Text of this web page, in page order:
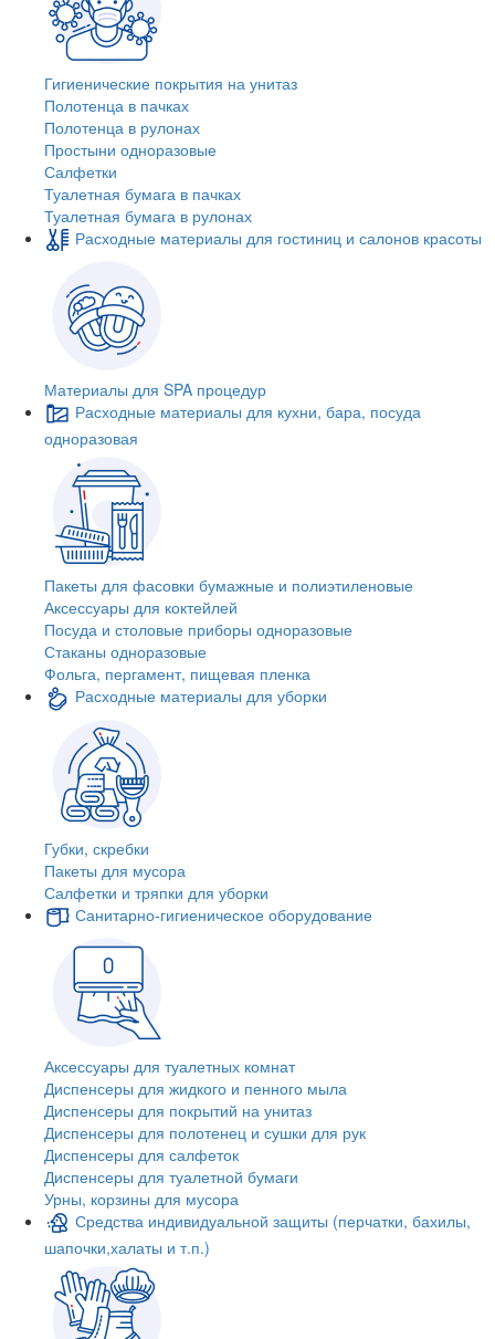
Гигиенические покрытия на унитаз
Полотенца в пачках
Полотенца в рулонах
Простыни одноразовые
Салфетки
Туалетная бумага в пачках
Туалетная бумага в рулонах
Расходные материалы для гостиниц и салонов красоты
Материалы для SPA процедур
Расходные материалы для кухни, бара, посуда
одноразовая
Пакеты для фасовки бумажные и полиэтиленовые
Аксессуары для коктейлей
Посуда и столовые приборы одноразовые
Стаканы одноразовые
Фольга, пергамент, пищевая пленка
Расходные материалы для уборки
Губки, скребки
Пакеты для мусора
Салфетки и тряпки для уборки
Санитарно-гигиеническое оборудование
Аксессуары для туалетных комнат
Диспенсеры для жидкого и пенного мыла
Диспенсеры для покрытий на унитаз
Диспенсеры для полотенец и сушки для рук
Диспенсеры для салфеток
Диспенсеры для туалетной бумаги
Урны, корзины для мусора
Средства индивидуальной защиты (перчатки, бахилы,
шапочки,халаты и т.п.)